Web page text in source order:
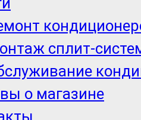
сплит-
о магазине